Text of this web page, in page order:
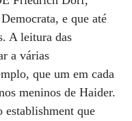
e que até
A leitura das
a várias
que um em cada
meninos de Haider.
que